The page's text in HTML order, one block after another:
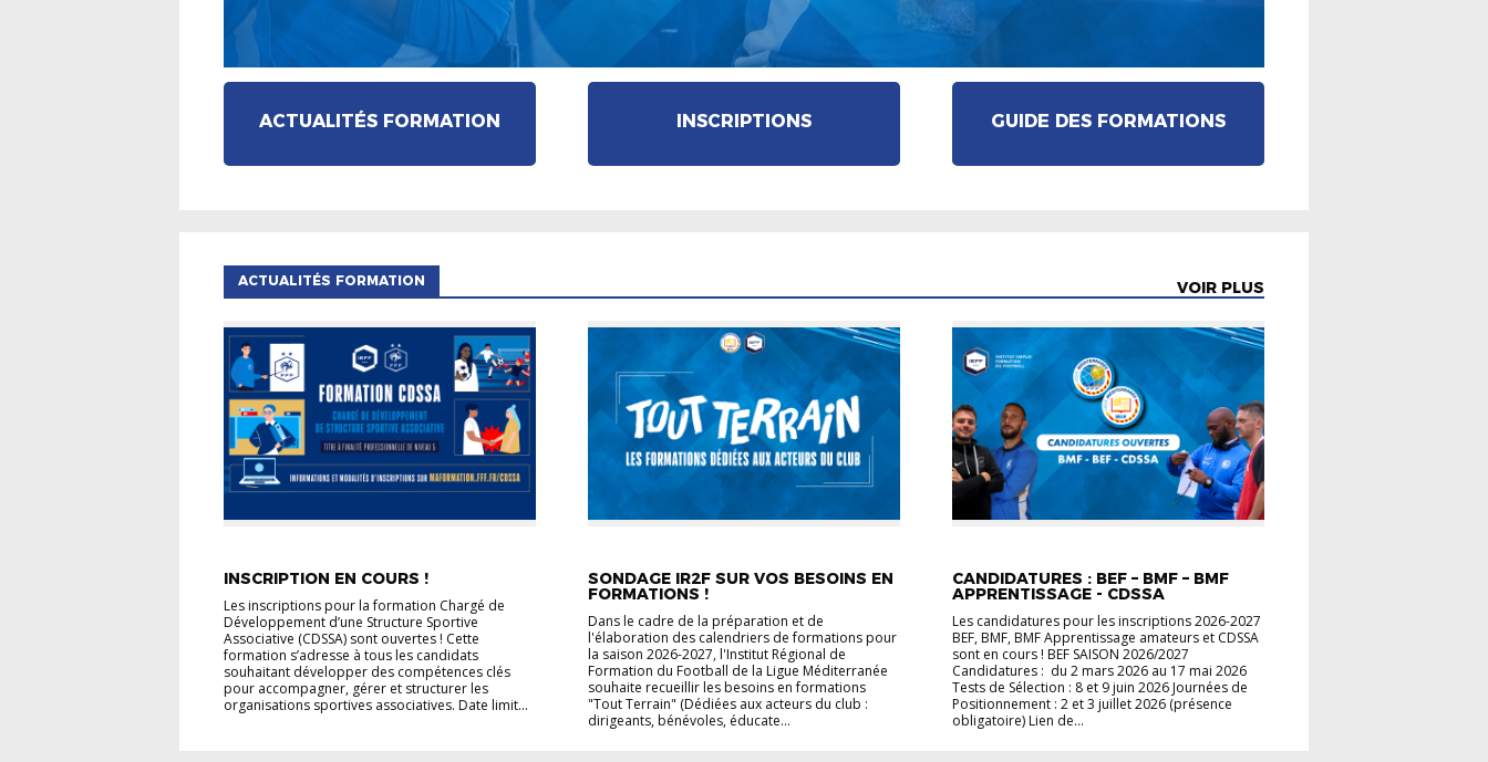
ACTUALITÉS FORMATION INSCRIPTIONS GUIDE DES FORMATIONS
ACTUALITÉS FORMATION VOIR PLUS
INSCRIPTION EN COURS !
Les inscriptions pour la formation Chargé de
Développement d’une Structure Sportive
Associative (CDSSA) sont ouvertes ! Cette
formation s’adresse à tous les candidats
souhaitant développer des compétences clés
pour accompagner, gérer et structurer les
organisations sportives associatives. Date limit...
SONDAGE IR2F SUR VOS BESOINS EN
FORMATIONS !
Dans le cadre de la préparation et de
l'élaboration des calendriers de formations pour
la saison 2026-2027, l'Institut Régional de
Formation du Football de la Ligue Méditerranée
souhaite recueillir les besoins en formations
"Tout Terrain" (Dédiées aux acteurs du club :
dirigeants, bénévoles, éducate...
CANDIDATURES : BEF – BMF – BMF
APPRENTISSAGE - CDSSA
Les candidatures pour les inscriptions 2026-2027
BEF, BMF, BMF Apprentissage amateurs et CDSSA
sont en cours ! BEF SAISON 2026/2027
Candidatures : du 2 mars 2026 au 17 mai 2026
Tests de Sélection : 8 et 9 juin 2026 Journées de
Positionnement : 2 et 3 juillet 2026 (présence
obligatoire) Lien de...